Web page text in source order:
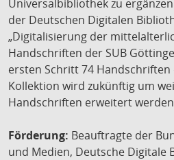
Universalbibliothek zu
der Deutschen Digitalen
„Digitalisierung der
Handschriften der SUB
ersten Schritt 74
Kollektion wird zukünftig um
Handschriften erweitert
Förderung: Beauftragte der
und Medien, Deutsche Digitale